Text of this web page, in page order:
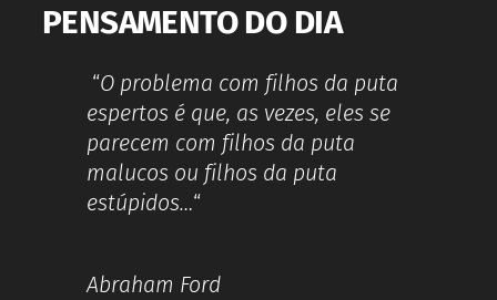
PENSAMENTO DO DIA
“O problema com filhos da puta
espertos é que, as vezes, eles se
parecem com filhos da puta
malucos ou filhos da puta
estúpidos…“
Abraham Ford